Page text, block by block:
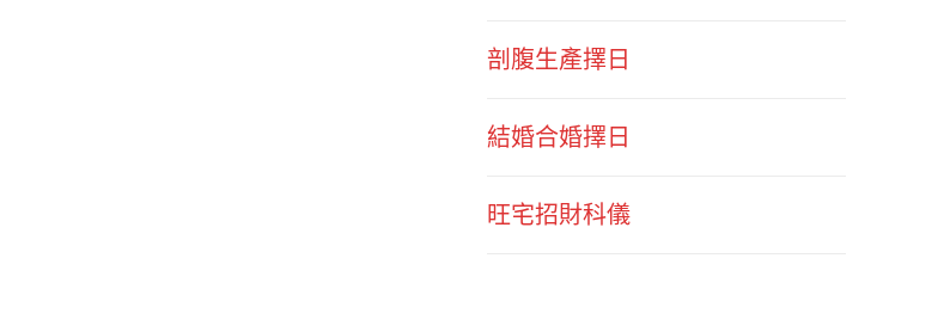
剖腹生產擇日
結婚合婚擇日
旺宅招財科儀